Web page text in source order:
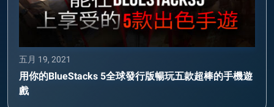
五月 19, 2021
用你的BlueStacks 5全球發行版暢玩五款超棒的手機遊
戲